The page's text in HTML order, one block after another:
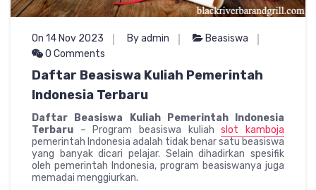
On 14 Nov 2023 By admin
Beasiswa
0 Comments
Daftar Beasiswa Kuliah Pemerintah
Indonesia Terbaru
Daftar Beasiswa Kuliah Pemerintah Indonesia
Terbaru – Program beasiswa kuliahslot kamboja
pemerintah Indonesia adalah tidak benar satu beasiswa
yang banyak dicari pelajar. Selain dihadirkan spesifik
oleh pemerintah Indonesia, program beasiswanya juga
memadai menggiurkan.